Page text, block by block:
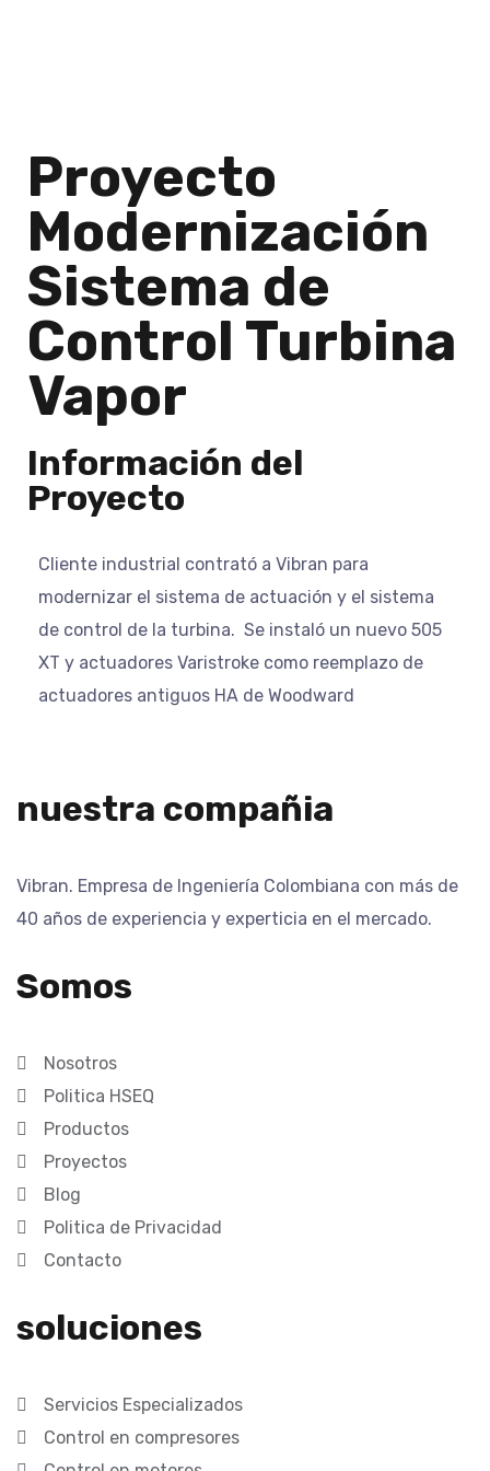
Proyecto
Modernización
Sistema de
Control Turbina
Vapor
Información del
Proyecto
Cliente industrial contrató a Vibran para
modernizar el sistema de actuación y el sistema
de control de la turbina. Se instaló un nuevo 505
XT y actuadores Varistroke como reemplazo de
actuadores antiguos HA de Woodward
nuestra compañia
Vibran. Empresa de Ingeniería Colombiana con más de
40 años de experiencia y experticia en el mercado.
Somos
Nosotros
Politica HSEQ
Productos
Proyectos
Blog
Politica de Privacidad
Contacto
soluciones
Servicios Especializados
Control en compresores